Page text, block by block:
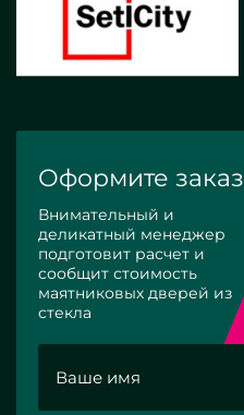
Оформите заказ
Внимательный и
деликатный менеджер
подготовит расчет и
сообщит стоимость
маятниковых дверей из
стекла